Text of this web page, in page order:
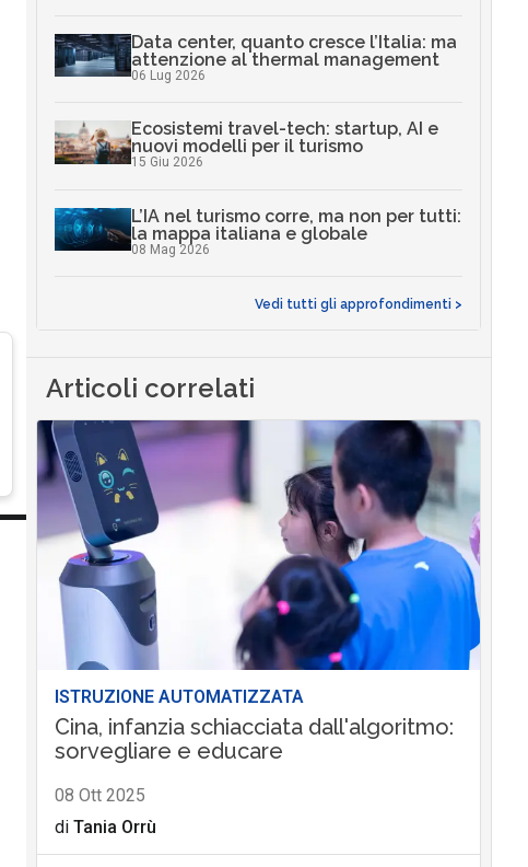
Data center, quanto cresce l’Italia: ma
attenzione al thermal management
06 Lug 2026
Ecosistemi travel-tech: startup, AI e
nuovi modelli per il turismo
15 Giu 2026
L’IA nel turismo corre, ma non per tutti:
la mappa italiana e globale
08 Mag 2026
Vedi tutti gli approfondimenti >
Articoli correlati
ISTRUZIONE AUTOMATIZZATA
Cina, infanzia schiacciata dall'algoritmo:
sorvegliare e educare
08 Ott 2025
di Tania Orrù